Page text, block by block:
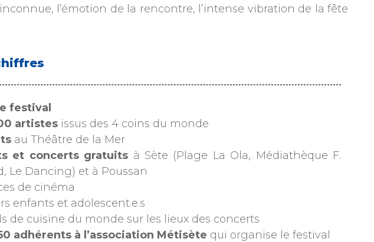
l’émotion de la rencontre, l’intense vibration de la fête
festival
artistes issus des 4 coins du monde
au Théâtre de la Mer
et concerts gratuits à Sète (Plage La Ola, Médiathèque F.
Le Dancing) et à Poussan
de cinéma
enfants et adolescent.e.s
de cuisine du monde sur les lieux des concerts
adhérents à l’association Métisète qui organise le festival